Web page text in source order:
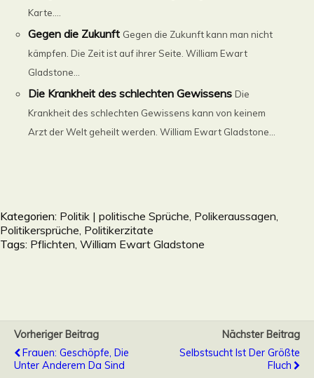
Karte....
Gegen die Zukunft Gegen die Zukunft kann man nicht
kämpfen. Die Zeit ist auf ihrer Seite. William Ewart
Gladstone...
Die Krankheit des schlechten Gewissens Die
Krankheit des schlechten Gewissens kann von keinem
Arzt der Welt geheilt werden. William Ewart Gladstone...
Kategorien: Politik | politische Sprüche, Polikeraussagen,
Politikersprüche, Politikerzitate
Tags: Pflichten William Ewart Gladstone
Vorheriger Beitrag
Frauen: Geschöpfe, Die
Unter Anderem Da Sind
Nächster Beitrag
Selbstsucht Ist Der Größte
Fluch